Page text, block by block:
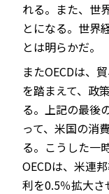
れる。また、世
とになる。世界
とは明らかだ。
またOECDは、
を踏まえて、政
る。上記の最後
って、米国の消
る。こうした一
OECDは、米連
利を0.5％拡大